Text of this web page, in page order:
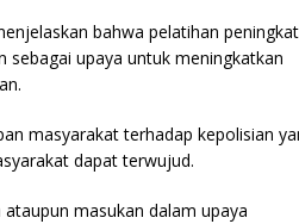
bahwa pelatihan
upaya untuk meningkatkan
masyarakat terhadap kepolisian
dapat terwujud.
masukan dalam upaya